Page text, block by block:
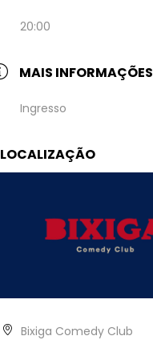
20:00
MAIS INFORMAÇÕES
Ingresso
LOCALIZAÇÃO
Bixiga Comedy Club